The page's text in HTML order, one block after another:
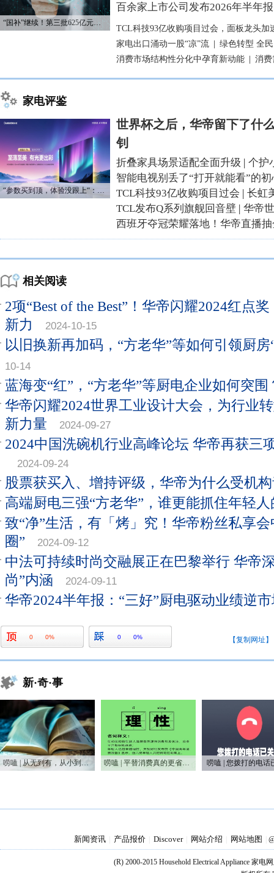
“国补”继续！第三批625亿元资金已下达
百余家上市公司发布2026年半年报
TCL科技93亿收购项目过会，面板龙头加
家电出口涌动一股“凉”流
绿色转型 全
消费市场结构性分化中孕育新动能
消费
家电评鉴
“参数买到顶，体验没跟上“：长虹追光Q70S给高端电视打了个样
世界杯之后，华帝留下了什
钊
折叠家具场景适配全面升级 | 个护
智能电视别丢了“打开就能看”的初
TCL科技93亿收购项目过会 | 长虹
TCL发布Q系列旗舰回音壁 | 华帝
西班牙夺冠荣耀落地！华帝直播
相关阅读
2项“Best of the Best”！华帝闪耀2024红点
新力
2024-10-15
以旧换新再加码，“方老华”等如何引领厨房
10-14
蓝海变“红”，“方老华”等厨电企业如何突围
华帝闪耀2024世界工业设计大会，为行业
新力量
2024-09-27
2024中国洗碗机行业高峰论坛 华帝再获三
2024-09-24
股票获买入、增持评级，华帝为什么受机
高端厨电三强“方老华”，谁更能抓住年轻
致“净”生活，有「烤」究！华帝粉丝私享
圈”
2024-09-12
中法可持续时尚交融展正在巴黎举行 华帝
尚”内涵
2024-09-11
华帝2024半年报：“三好”厨电驱动业绩逆
0 0% 0 0% 【复制网址】
新·奇·事
唠嗑 | 从无到有，从小到大，75年家电之变 唠嗑 | 平替消费真的更省钱吗？ 唠嗑 | 您拨打的电话
新闻资讯 产品报价 Discover 网站介绍 网站地图
(R) 2000-2015 Household Electrical Appliance 家电